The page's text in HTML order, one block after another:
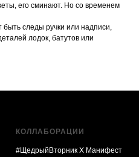
его сминают. Но со временем
быть следы ручки или надписи,
лодок, батутов или
КОЛЛАБОРАЦИИ
#ЩедрыйВторник Х Манифест